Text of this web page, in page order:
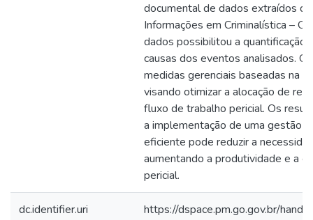
documental de dados extraídos
Informações em Criminalística –
dados possibilitou a quantificação
causas dos eventos analisados.
medidas gerenciais baseadas na
visando otimizar a alocação de
fluxo de trabalho pericial. Os
a implementação de uma gestão
eficiente pode reduzir a
aumentando a produtividade e a
pericial.
dc.identifier.uri https://dspace.pm.go.gov.br/